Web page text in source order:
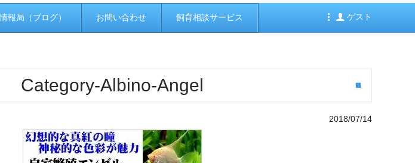
ゲスト
情報局（ブログ） お問い合わせ 飼育相談サービス
Category-Albino-Angel
2018/07/14